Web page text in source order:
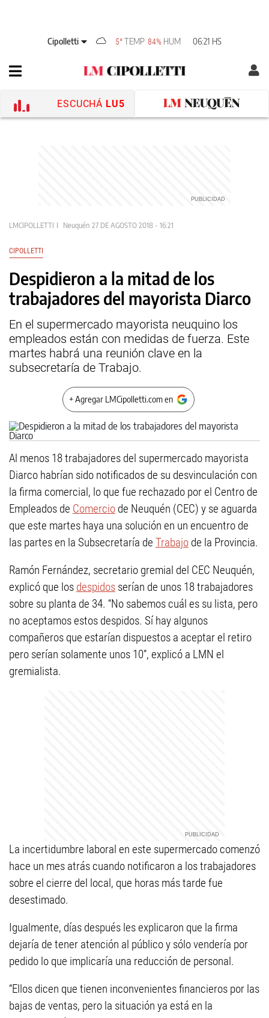
Cipolletti 5° TEMP 84% HUM 06:21 HS
ESCUCHÁ LU5
LMCIPOLLETTI Neuquén 27 DE AGOSTO 2018 - 16:21
CIPOLLETTI
Despidieron a la mitad de los
trabajadores del mayorista Diarco
En el supermercado mayorista neuquino los
empleados están con medidas de fuerza. Este
martes habrá una reunión clave en la
subsecretaría de Trabajo.
+ Agregar LMCipolletti.com en
Al menos 18 trabajadores del supermercado mayorista
Diarco habrían sido notificados de su desvinculación con
la firma comercial, lo que fue rechazado por el Centro de
Empleados de Comercio de Neuquén (CEC) y se aguarda
que este martes haya una solución en un encuentro de
las partes en la Subsecretaría de Trabajo de la Provincia.
Ramón Fernández, secretario gremial del CEC Neuquén,
explicó que los despidos serían de unos 18 trabajadores
sobre su planta de 34. “No sabemos cuál es su lista, pero
no aceptamos estos despidos. Sí hay algunos
compañeros que estarían dispuestos a aceptar el retiro
pero serían solamente unos 10”, explicó a LMN el
gremialista.
La incertidumbre laboral en este supermercado comenzó
hace un mes atrás cuando notificaron a los trabajadores
sobre el cierre del local, que horas más tarde fue
desestimado.
Igualmente, días después les explicaron que la firma
dejaría de tener atención al público y sólo vendería por
pedido lo que implicaría una reducción de personal.
“Ellos dicen que tienen inconvenientes financieros por las
bajas de ventas, pero la situación ya está en la